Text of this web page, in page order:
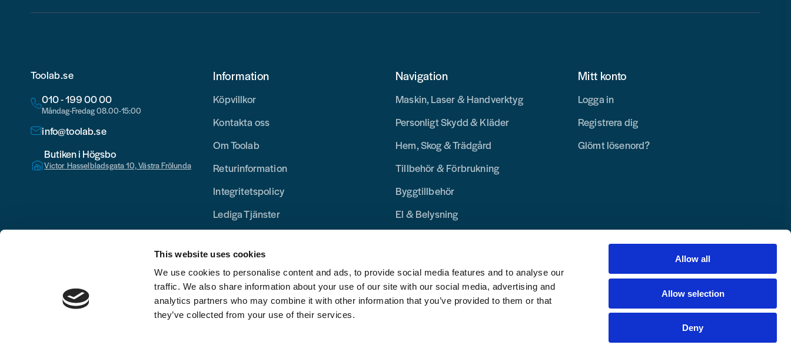
This website uses cookies
We use cookies to personalise content and ads, to provide social media features and to analyse our
traffic. We also share information about your use of our site with our social media, advertising and
analytics partners who may combine it with other information that you’ve provided to them or that
they’ve collected from your use of their services.
Allow all
Allow selection
Deny
Toolab.se
010 - 199 00 00
Måndag-Fredag 08.00-15:00
info@toolab.se
Butiken i Högsbo
Victor Hasselbladsgata 10, Västra Frölunda
Information
Köpvillkor
Kontakta oss
Om Toolab
Returinformation
Integritetspolicy
Lediga Tjänster
Navigation
Maskin, Laser & Handverktyg
Personligt Skydd & Kläder
Hem, Skog & Trädgård
Tillbehör & Förbrukning
Byggtillbehör
El & Belysning
Mitt konto
Logga in
Registrera dig
Glömt lösenord?
Copyright © 2025 Toolab Verktyg AB.